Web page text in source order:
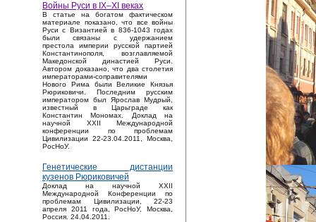
Войны Руси в IX–XI веках
В статье на богатом фактическом
материале показано, что все войны
Руси с Византией в 836-1043 годах
были связаны с удержанием
престола империи русской партией
Константинополя, возглавляемой
Македонской династией Руси.
Автором доказано, что два столетия
императорами-соправителями
Нового Рима были Великие Князья
Рюриковичи. Последним русским
императором был Ярослав Мудрый,
известный в Царьграде как
Константин Мономах. Доклад на
научной XXII Международной
конференции по проблемам
Цивилизации 22-23.04.2011, Москва,
РосНоУ.
Генетические дистанции
кузенов Рюриковичей
Доклад на научной XXII
Международной Конференции по
проблемам Цивилизации, 22-23
апреля 2011 года, РосНоУ, Москва,
Россия. 24.04.2011.